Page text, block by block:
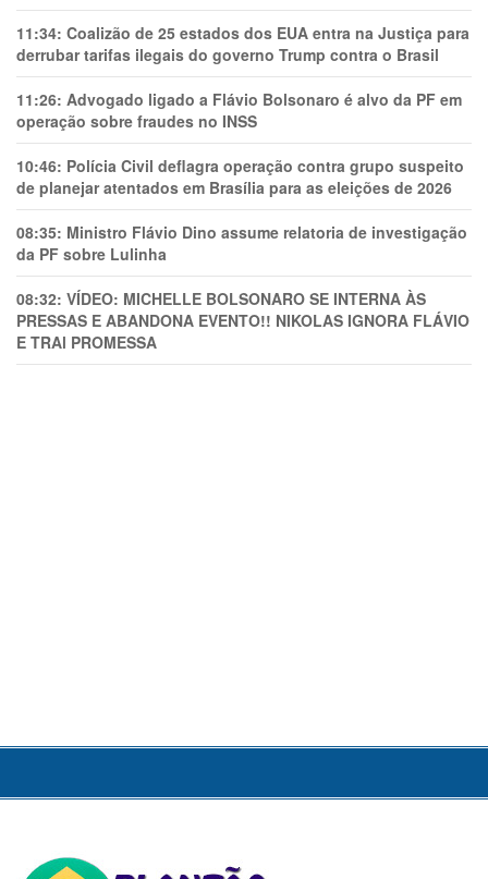
11:34: Coalizão de 25 estados dos EUA entra na Justiça para
derrubar tarifas ilegais do governo Trump contra o Brasil
11:26: Advogado ligado a Flávio Bolsonaro é alvo da PF em
operação sobre fraudes no INSS
10:46: Polícia Civil deflagra operação contra grupo suspeito
de planejar atentados em Brasília para as eleições de 2026
08:35: Ministro Flávio Dino assume relatoria de investigação
da PF sobre Lulinha
08:32: VÍDEO: MICHELLE BOLSONARO SE INTERNA ÀS
PRESSAS E ABANDONA EVENTO!! NIKOLAS IGNORA FLÁVIO
E TRAl PROMESSA